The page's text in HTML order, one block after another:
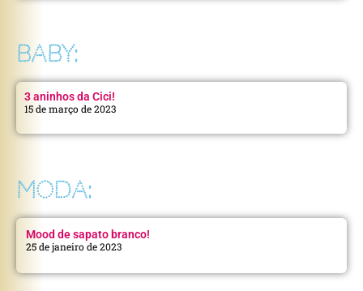
BABY:
3 aninhos da Cici!
15 de março de 2023
MODA:
Mood de sapato branco!
25 de janeiro de 2023